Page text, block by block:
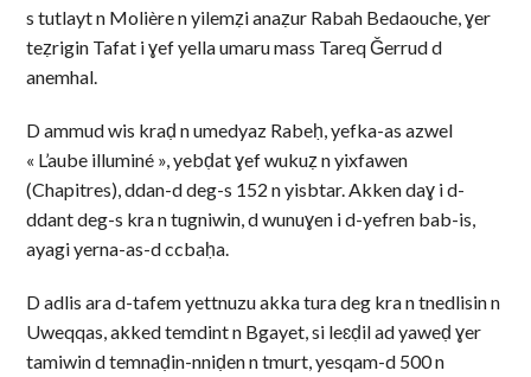
s tutlayt n Molière n yilemẓi anaẓur Rabah Bedaouche, ɣer
teẓrigin Tafat i ɣef yella umaru mass Tareq Ǧerrud d
anemhal.
D ammud wis kraḍ n umedyaz Rabeḥ, yefka-as azwel
« L’aube illuminé », yebḍat ɣef wukuẓ n yixfawen
(Chapitres), ddan-d deg-s 152 n yisbtar. Akken daɣ i d-
ddant deg-s kra n tugniwin, d wunuɣen i d-yefren bab-is,
ayagi yerna-as-d ccbaḥa.
D adlis ara d-tafem yettnuzu akka tura deg kra n tnedlisin n
Uweqqas, akked temdint n Bgayet, si leɛḍil ad yaweḍ ɣer
tamiwin d temnaḍin-nniḍen n tmurt, yesqam-d 500 n